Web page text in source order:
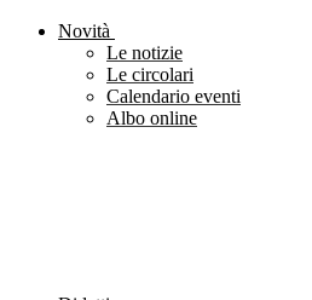
Novità
Le notizie
Le circolari
Calendario eventi
Albo online